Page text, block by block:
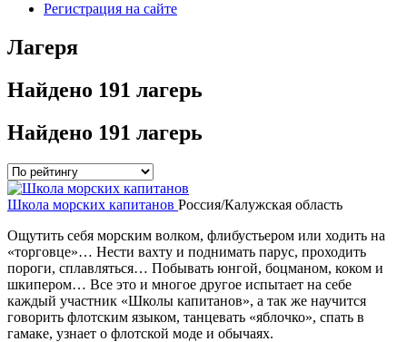
Регистрация на сайте
Лагеря
Найдено 191 лагерь
Найдено 191 лагерь
Школа морских капитанов Россия/Калужская область
Ощутить себя морским волком, флибустьером или ходить на
«торговце»… Нести вахту и поднимать парус, проходить
пороги, сплавляться… Побывать юнгой, боцманом, коком и
шкипером… Все это и многое другое испытает на себе
каждый участник «Школы капитанов», а так же научится
говорить флотским языком, танцевать «яблочко», спать в
гамаке, узнает о флотской моде и обычаях.